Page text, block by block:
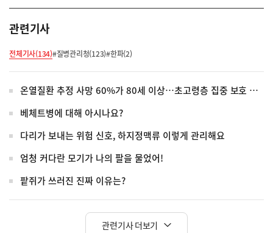
관련기사
전체기사(134)#질병관리청(123)#한파(2)
온열질환 추정 사망 60%가 80세 이상…초고령층 집중 보호 강화
베체트병에 대해 아시나요?
다리가 보내는 위험 신호, 하지정맥류 이렇게 관리해요
엄청 커다란 모기가 나의 팔을 물었어!
팥쥐가 쓰러진 진짜 이유는?
관련기사 더보기